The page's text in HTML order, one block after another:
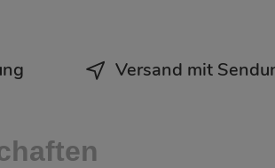
Versand mit